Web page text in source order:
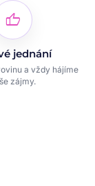
thumb_up
jednání
a vždy hájíme
zájmy.